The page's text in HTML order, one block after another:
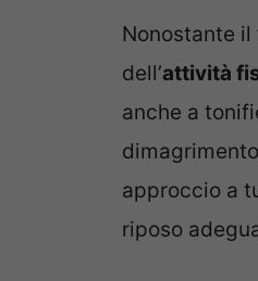
Nonostante
dell’attività
anche a
approccio a
riposo